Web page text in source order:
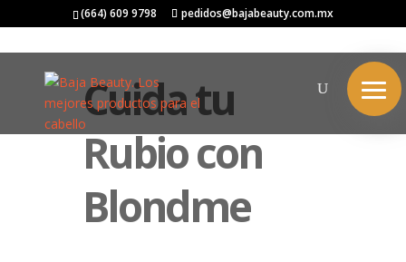
(664) 609 9798 pedidos@bajabeauty.com.mx
Cuida tu
Rubio con
Blondme